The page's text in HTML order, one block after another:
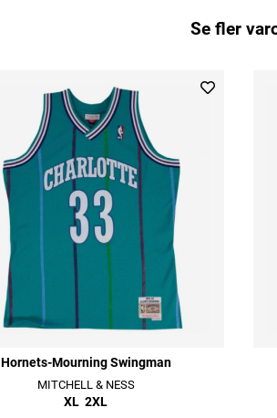
Se fler
Hornets-Mourning Swingman
MITCHELL & NESS
XL 2XL